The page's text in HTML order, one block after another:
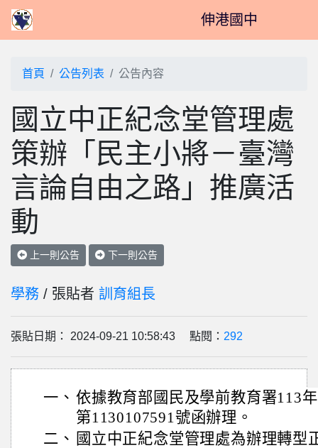
伸港國中
首頁 公告列表 公告內容
國立中正紀念堂管理處
策辦「民主小將－臺灣
言論自由之路」推廣活
動
上一則公告 下一則公告
學務 / 張貼者 訓育組長
張貼日期： 2024-09-21 10:58:43 點閱： 292
一、 依據教育部國民及學前教育署113
第1130107591號函辦理。
二、 國立中正紀念堂管理處為辦理轉型